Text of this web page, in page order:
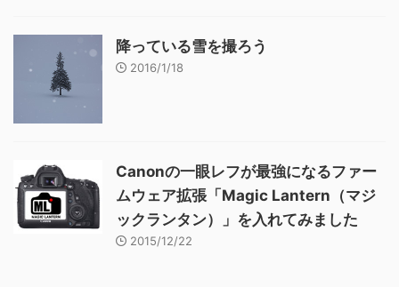
降っている雪を撮ろう
2016/1/18
Canonの一眼レフが最強になるファー
ムウェア拡張「Magic Lantern（マジ
ックランタン）」を入れてみました
2015/12/22